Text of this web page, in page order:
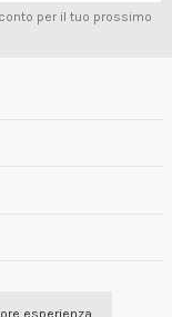
per il tuo prossimo
4.7/5